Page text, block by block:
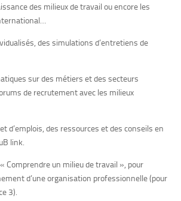
des milieux de travail ou encore les
des simulations d’entretiens de
sur des métiers et des secteurs
de recrutement avec les milieux
d’emplois, des ressources et des conseils en
link.
Comprendre un milieu de travail », pour
d’une organisation professionnelle (pour
3).